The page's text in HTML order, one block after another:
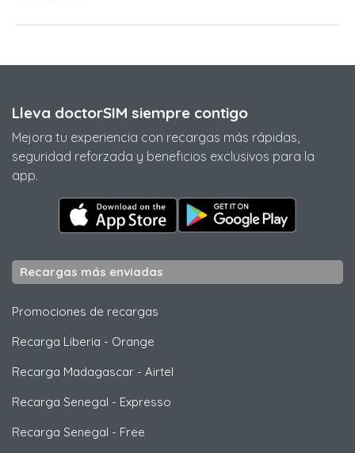
Lleva doctorSIM siempre contigo
Mejora tu experiencia con recargas más rápidas,
seguridad reforzada y beneficios exclusivos para la
app.
Recargas más enviadas
Promociones de recargas
Recarga Liberia - Orange
Recarga Madagascar - Airtel
Recarga Senegal - Expresso
Recarga Senegal - Free